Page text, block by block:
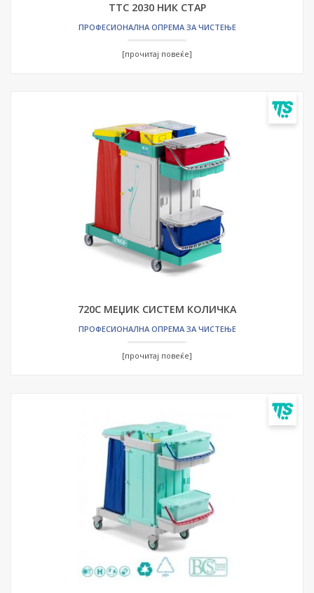
ТТС 2030 НИК СТАР
ПРОФЕСИОНАЛНА ОПРЕМА ЗА ЧИСТЕЊЕ
[прочитај повеќе]
720С МЕЏИК СИСТЕМ КОЛИЧКА
ПРОФЕСИОНАЛНА ОПРЕМА ЗА ЧИСТЕЊЕ
[прочитај повеќе]